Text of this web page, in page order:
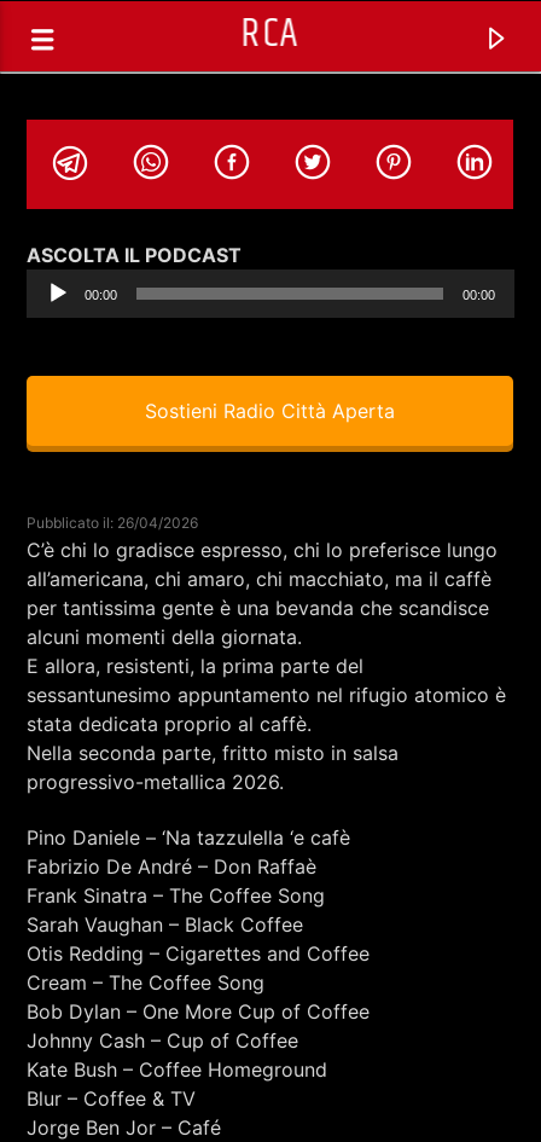
RCA
CHAMELEON (REPLICA) CON
DOMENICO MIZZU
RCA - Radio città aperta
+393401974468
Sostieni Radio Città Aperta
ASCOLTA IL PODCAST
Player
00:00 00:00
Sostieni Radio Città Aperta
Pubblicato il: 26/04/2026
C’è chi lo gradisce espresso, chi lo preferisce lungo
all’americana, chi amaro, chi macchiato, ma il caffè
per tantissima gente è una bevanda che scandisce
alcuni momenti della giornata.
E allora, resistenti, la prima parte del
sessantunesimo appuntamento nel rifugio atomico è
stata dedicata proprio al caffè.
Nella seconda parte, fritto misto in salsa
progressivo-metallica 2026.
Pino Daniele – ‘Na tazzulella ‘e cafè
Fabrizio De André – Don Raffaè
Frank Sinatra – The Coffee Song
Sarah Vaughan – Black Coffee
Otis Redding – Cigarettes and Coffee
Cream – The Coffee Song
Bob Dylan – One More Cup of Coffee
Johnny Cash – Cup of Coffee
Kate Bush – Coffee Homeground
Blur – Coffee & TV
Jorge Ben Jor – Café